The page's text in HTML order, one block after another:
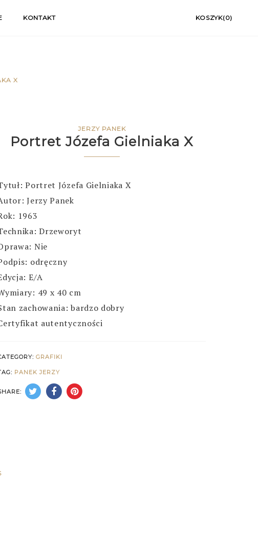
KONTAKT KOSZYK(0)
X
JERZY PANEK
Portret Józefa Gielniaka X
Portret Józefa Gielniaka X
Jerzy Panek
1963
Drzeworyt
Nie
odręczny
E/A
49 x 40 cm
zachowania: bardzo dobry
autentyczności
GRAFIKI
PANEK JERZY